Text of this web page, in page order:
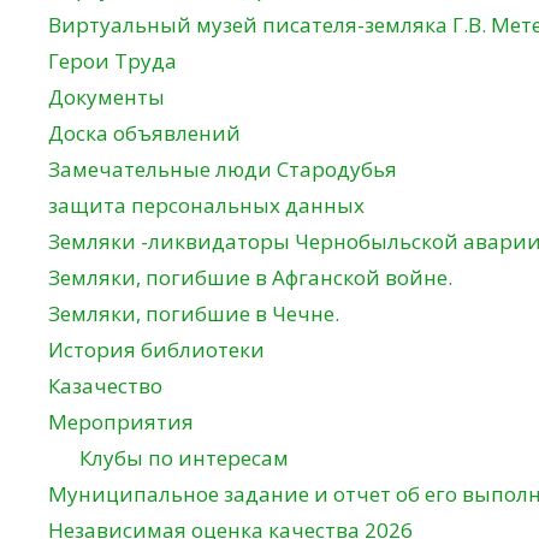
Виртуальный музей писателя-земляка Г.В.
Герои Труда
Документы
Доска объявлений
Замечательные люди Стародубья
защита персональных данных
Земляки -ликвидаторы Чернобыльской аварии
Земляки, погибшие в Афганской войне.
Земляки, погибшие в Чечне.
История библиотеки
Казачество
Мероприятия
Клубы по интересам
Муниципальное задание и отчет об его
Независимая оценка качества 2026